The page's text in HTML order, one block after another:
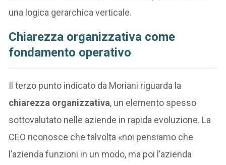
una logica gerarchica verticale.
Chiarezza organizzativa come
fondamento operativo
Il terzo punto indicato da Moriani riguarda la
chiarezza organizzativa, un elemento spesso
sottovalutato nelle aziende in rapida evoluzione. La
CEO riconosce che talvolta «noi pensiamo che
l’azienda funzioni in un modo, ma poi l’azienda